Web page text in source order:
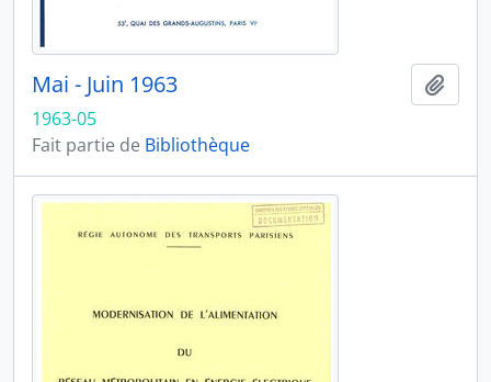
Mai - Juin 1963
1963-05
Fait partie de Bibliothèque